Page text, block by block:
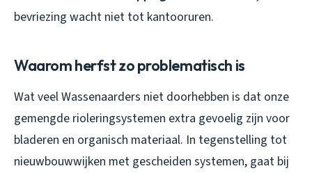
bevriezing wacht niet tot kantooruren.
Waarom herfst zo problematisch is
Wat veel Wassenaarders niet doorhebben is dat onze
gemengde rioleringsystemen extra gevoelig zijn voor
bladeren en organisch materiaal. In tegenstelling tot
nieuwbouwwijken met gescheiden systemen, gaat bij